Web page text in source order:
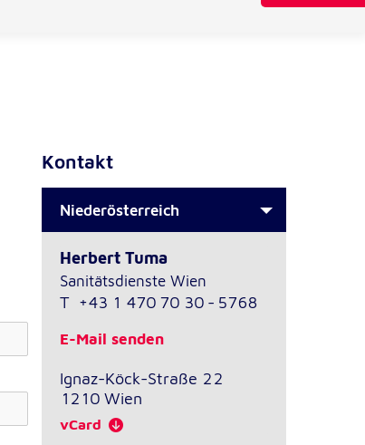
Kontakt
Niederösterreich
Herbert Tuma
Sanitätsdienste Wien
T +43 1 470 70 30 - 5768
E-Mail senden
Ignaz-Köck-Straße 22
1210 Wien
vCard